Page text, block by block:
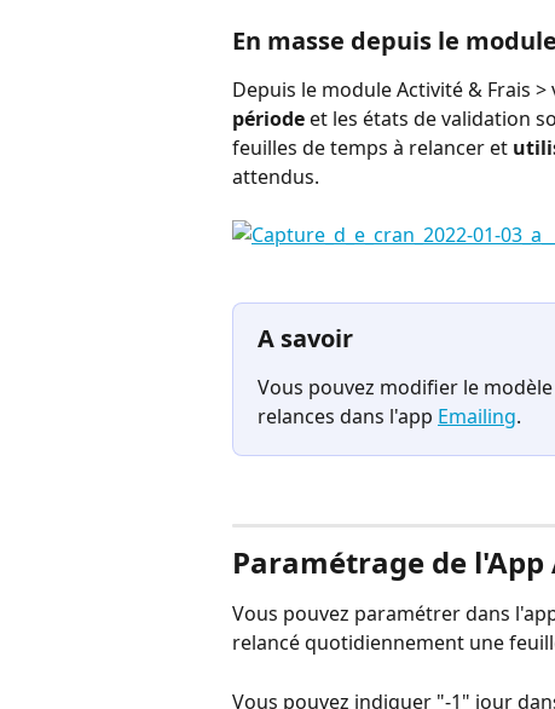
En masse depuis le
Depuis le module Activité & Frais
période et les états de validation
feuilles de temps à relancer et
attendus.
A savoir
Vous pouvez modifier le
relances dans l'app Emailing.
Paramétrage de l'App
Vous pouvez paramétrer dans
relancé quotidiennement une
Vous pouvez indiquer "-1" jour